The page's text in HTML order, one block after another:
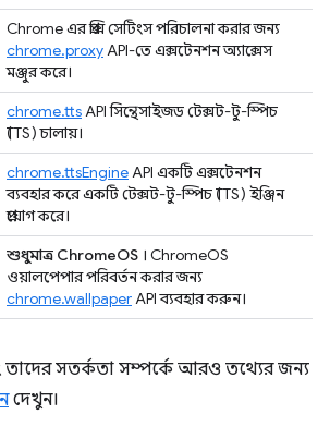
Chrome এর প্রক্সি সেটিংস পরিচালনা করার জন্য
chrome.proxyAPI-তে এক্সটেনশন অ্যাক্সেস
মঞ্জুর করে।
chrome.ttsAPI সিন্থেসাইজড টেক্সট-টু-স্পিচ
(TTS) চালায়।
chrome.ttsEngineAPI একটি এক্সটেনশন
ব্যবহার করে একটি টেক্সট-টু-স্পিচ (TTS) ইঞ্জিন
প্রয়োগ করে।
শুধুমাত্র ChromeOS । ChromeOS
ওয়ালপেপার পরিবর্তন করার জন্য
chrome.wallpaperAPI ব্যবহার করুন।
সতর্কতা সম্পর্কে আরও তথ্যের জন্য
দেখুন।